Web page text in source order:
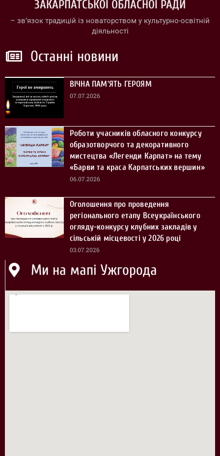
ЗАКАРПАТСЬКОЇ ОБЛАСНОЇ РАДИ
– зв’язок традицій із новаторством у культурно-освітній
діяльності
Останні новини
ВІЧНА ПАМ’ЯТЬ ГЕРОЯМ
07.07.2026
Роботи учасників обласного конкурсу
образотворчого та декоративного
мистецтва «Легенди Карпат» на тему
«Барви та краса Карпатських вершин»
06.07.2026
Оголошення про проведення
регіонального етапу Всеукраїнського
огляду-конкурсу клубних закладів у
сільській місцевості у 2026 році
03.07.2026
Ми на мапі Ужгорода